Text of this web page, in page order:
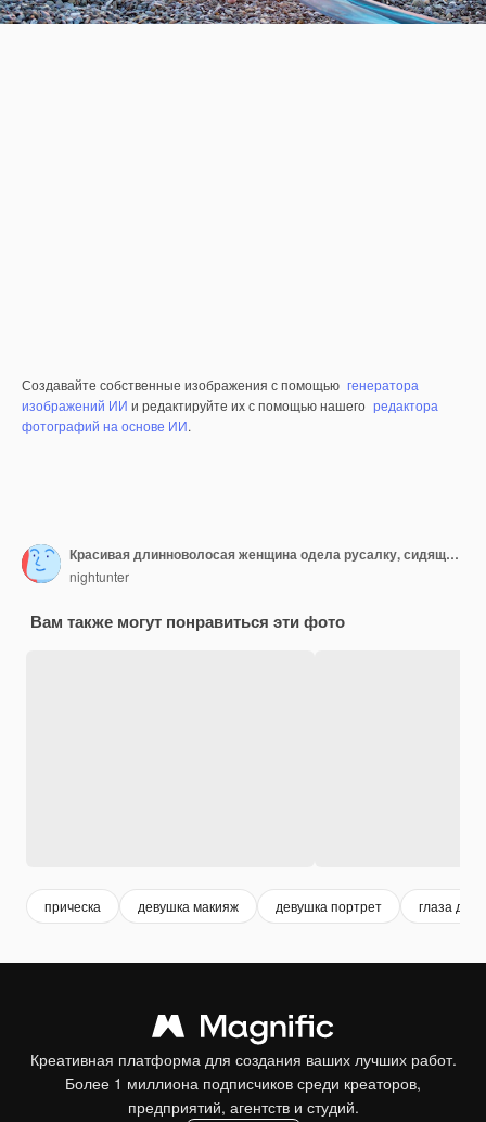
Создавайте собственные изображения с помощью генератора
изображений ИИ и редактируйте их с помощью нашего редактора
фотографий на основе ИИ.
Красивая длинноволосая женщина одела русалку, сидящую на фоне песчаного пляжа
nightunter
Вам также могут понравиться эти фото
прическа девушка макияж девушка портрет глаза
Креативная платформа для создания ваших лучших работ.
Более 1 миллиона подписчиков среди креаторов,
предприятий, агентств и студий.